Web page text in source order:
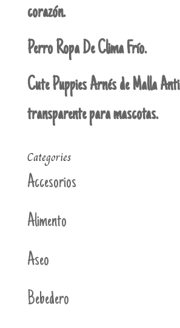
corazón.
Perro Ropa De Clima Frío.
Cute Puppies Arnés de Malla Anti
transparente para mascotas.
Categories
Accesorios
Alimento
Aseo
Bebedero